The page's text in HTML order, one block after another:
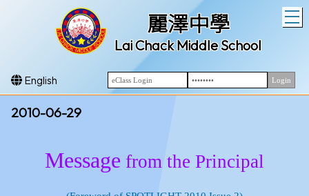
麗澤中學
Lai Chack Middle School
English
2010-06-29